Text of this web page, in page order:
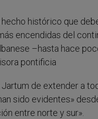
hecho histórico que
encendidas del
–hasta hace
pontificia
de extender a
sido evidentes»
entre norte y sur».